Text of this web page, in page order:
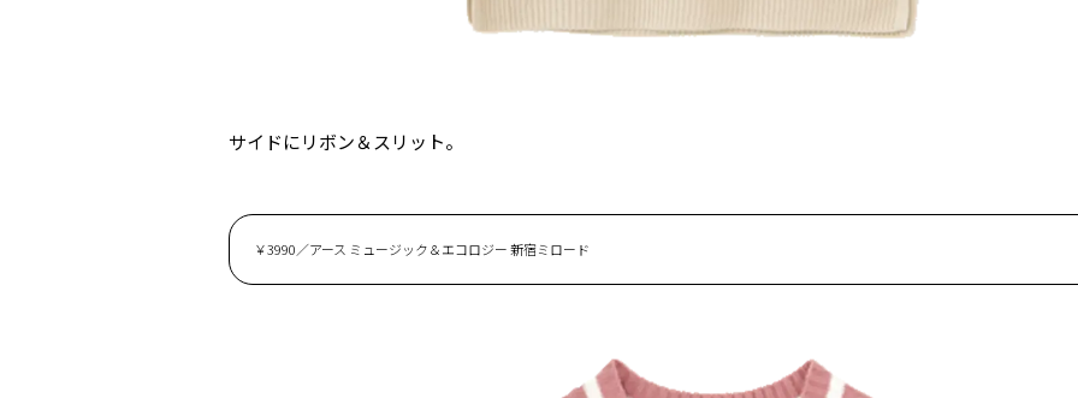
サイドにリボン＆スリット。
￥3990／アース ミュージック＆エコロジー 新宿ミロード